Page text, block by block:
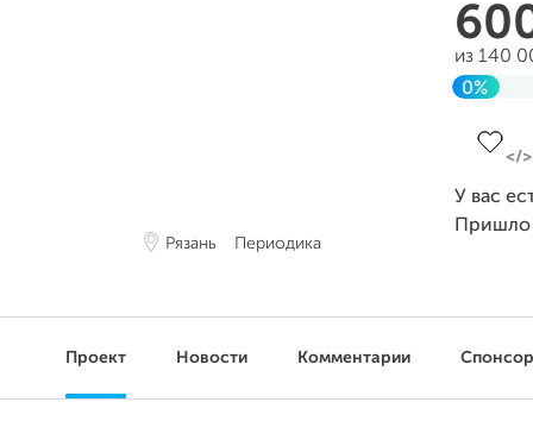
Рязань Периодика
из 140
0%
У вас
Проект Новости Комментарии